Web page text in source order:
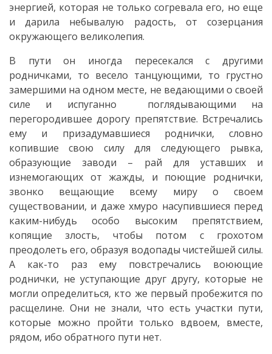
Regulamente
Taxe
locale
Declarații
de
avere
Achiziții
publice
Invitații
de
participare
Rapoarte
энергией, которая не только согревала его, но еще
и дарила небывалую радость, от созерцания
окружающего великолепия.
В пути он иногда пересекался с другими
родничками, то весело танцующими, то грустно
замершими на одном месте, не ведающими о своей
силе и испуганно поглядывающими на
перегородившее дорогу препятствие. Встречались
ему и призадумавшиеся роднички, словно
копившие свою силу для следующего рывка,
образующие заводи – рай для уставших и
изнемогающих от жажды, и поющие роднички,
звонко вещающие всему миру о своем
существовании, и даже хмуро насупившиеся перед
каким-нибудь особо высоким препятствием,
копящие злость, чтобы потом с грохотом
преодолеть его, образуя водопады чистейшей силы.
А как-то раз ему повстречались воюющие
роднички, не уступающие друг другу, которые не
могли определиться, кто же первый пробежится по
расщелине. Они не знали, что есть участки пути,
которые можно пройти только вдвоем, вместе,
рядом, ибо обратного пути нет.